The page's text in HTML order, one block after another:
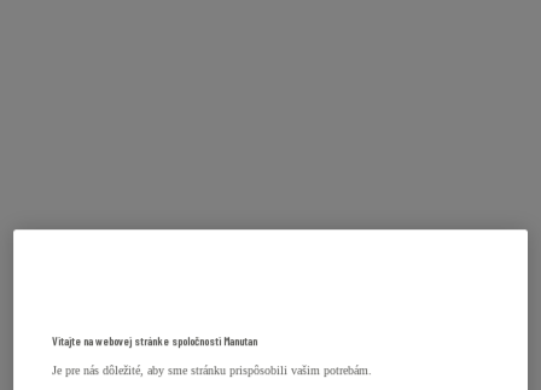
Vitajte na webovej stránke spoločnosti Manutan
Je pre nás dôležité, aby sme stránku prispôsobili vašim potrebám.